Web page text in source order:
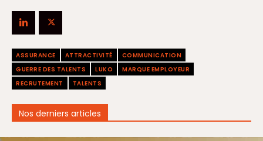
ASSURANCE ATTRACTIVITÉ
COMMUNICATION
GUERRE DES TALENTS
LUKO
MARQUE EMPLOYEUR
RECRUTEMENT
TALENTS
Nos derniers articles